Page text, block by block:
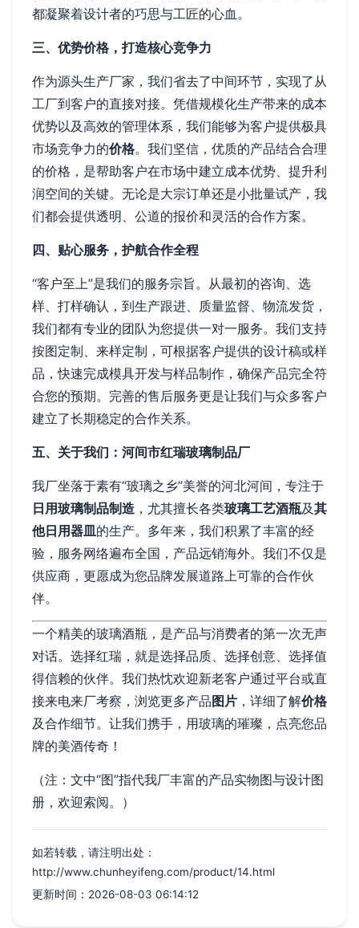
都凝聚着设计者的巧思与工匠的心血。
三、优势价格，打造核心竞争力
作为源头生产厂家，我们省去了中间环节，实现了从
工厂到客户的直接对接。凭借规模化生产带来的成本
优势以及高效的管理体系，我们能够为客户提供极具
市场竞争力的价格。我们坚信，优质的产品结合合理
的价格，是帮助客户在市场中建立成本优势、提升利
润空间的关键。无论是大宗订单还是小批量试产，我
们都会提供透明、公道的报价和灵活的合作方案。
四、贴心服务，护航合作全程
“客户至上”是我们的服务宗旨。从最初的咨询、选
样、打样确认，到生产跟进、质量监督、物流发货，
我们都有专业的团队为您提供一对一服务。我们支持
按图定制、来样定制，可根据客户提供的设计稿或样
品，快速完成模具开发与样品制作，确保产品完全符
合您的预期。完善的售后服务更是让我们与众多客户
建立了长期稳定的合作关系。
五、关于我们：河间市红瑞玻璃制品厂
我厂坐落于素有“玻璃之乡”美誉的河北河间，专注于
日用玻璃制品制造 ，尤其擅长各类玻璃工艺酒瓶及其
他日用器皿的生产。多年来，我们积累了丰富的经
验，服务网络遍布全国，产品远销海外。我们不仅是
供应商，更愿成为您品牌发展道路上可靠的合作伙
伴。
一个精美的玻璃酒瓶，是产品与消费者的第一次无声
对话。选择红瑞，就是选择品质、选择创意、选择值
得信赖的伙伴。我们热忱欢迎新老客户通过平台或直
接来电来厂考察，浏览更多产品图片 ，详细了解价格
及合作细节。让我们携手，用玻璃的璀璨，点亮您品
牌的美酒传奇！
（注：文中“图”指代我厂丰富的产品实物图与设计图
册，欢迎索阅。）
如若转载，请注明出处：
http://www.chunheyifeng.com/product/14.html
更新时间：2026-08-03 06:14:12